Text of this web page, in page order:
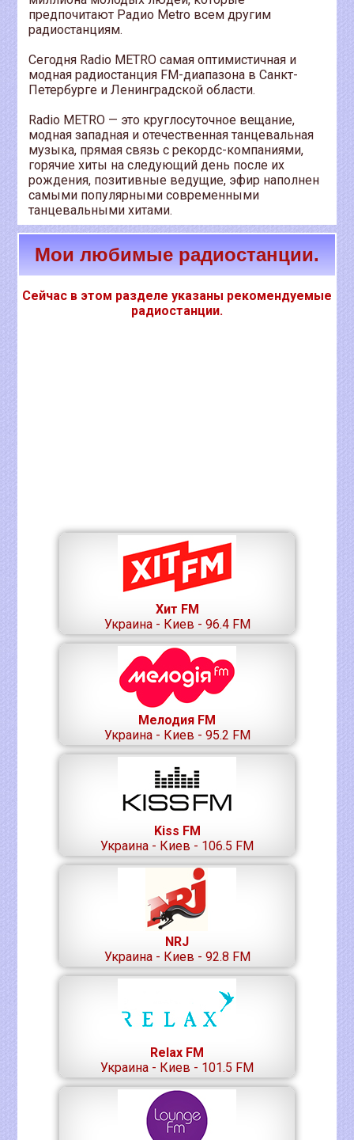
предпочитают Радио Metro всем другим
радиостанциям.
Сегодня Radio METRO самая оптимистичная и
модная радиостанция FM-диапазона в Санкт-
Петербурге и Ленинградской области.
Radio METRO — это круглосуточное вещание,
модная западная и отечественная танцевальная
музыка, прямая связь с рекордс-компаниями,
горячие хиты на следующий день после их
рождения, позитивные ведущие, эфир наполнен
самыми популярными современными
танцевальными хитами.
Мои любимые радиостанции.
Сейчас в этом разделе указаны рекомендуемые
радиостанции.
Хит FM
Украина - Киев - 96.4 FM
Мелодия FM
Украина - Киев - 95.2 FM
Kiss FM
Украина - Киев - 106.5 FM
NRJ
Украина - Киев - 92.8 FM
Relax FM
Украина - Киев - 101.5 FM